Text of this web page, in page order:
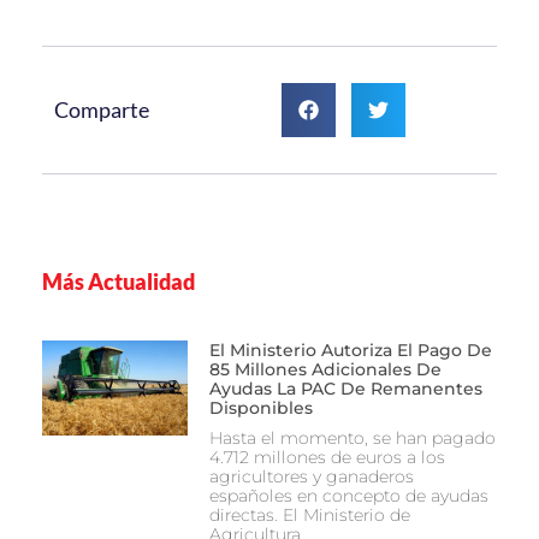
Comparte
Más Actualidad
El Ministerio Autoriza El Pago De
85 Millones Adicionales De
Ayudas La PAC De Remanentes
Disponibles
Hasta el momento, se han pagado
4.712 millones de euros a los
agricultores y ganaderos
españoles en concepto de ayudas
directas. El Ministerio de
Agricultura,